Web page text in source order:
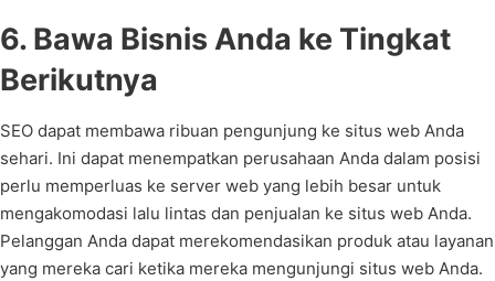
6. Bawa Bisnis Anda ke Tingkat
Berikutnya
SEO dapat membawa ribuan pengunjung ke situs web Anda
sehari. Ini dapat menempatkan perusahaan Anda dalam posisi
perlu memperluas ke server web yang lebih besar untuk
mengakomodasi lalu lintas dan penjualan ke situs web Anda.
Pelanggan Anda dapat merekomendasikan produk atau layanan
yang mereka cari ketika mereka mengunjungi situs web Anda.